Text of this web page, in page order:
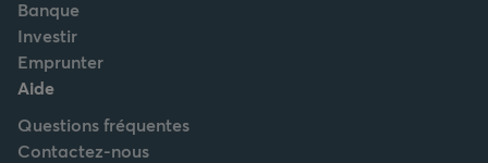
Banque
Investir
Emprunter
Aide
Questions fréquentes
Contactez-nous